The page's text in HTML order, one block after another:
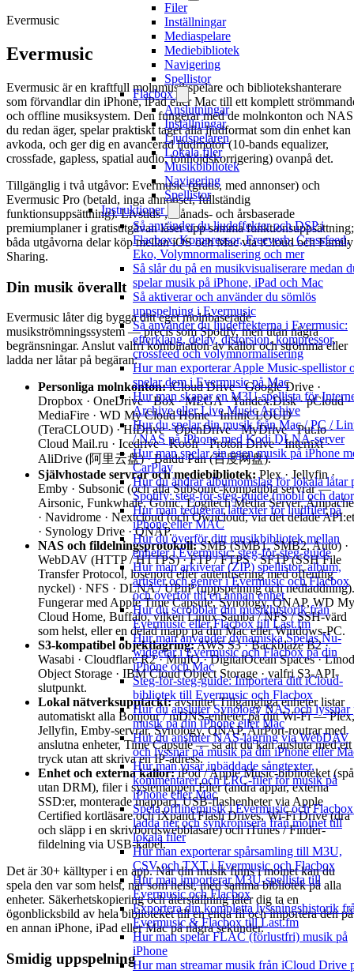
Filer
Inställningar
Mediaspelare
Mediebibliotek
Navigering
Spellistor
Flacbox
Anslutningar
Inställningar
Ljudspelaren
Lokala filer
Musikbibliotek
Navigering
Spellistor
Instruktioner
Så använder du ljudeffekter och DSP i
Flacbox: Kompressor, Freeverb, Crossfeed,
Eko, Volymnormalisering och mer
Så slår du på en musikvisualiserare medan
spelar musik på iPhone, iPad och Mac
Så aktiverar och använder du sömlös
uppspelning i Evermusic
Så använder du ljudeffekterna i Evermusic:
efterklang, delay, distorsion, kompressor,
crossfeed och volymnormalisering
Hur man exporterar Apple Music-spellistor
spelar dem i Evermusic på Mac
Hur man skapar en M3U-spellista för
Archive eller Live Music Archive
Hur du spelar din musik från Mac / PC /
/ NAS på iPhone med Kodi DLNA-server
Hur man spelar sin egen musik på iPhone
CarPlay
Hur du ändrar albumomslag för lokala låtar
Spotify: steg-för-steg-guide (mobil och
Hur man redigerar låttexter för ljudfiler på
iPhone eller MAC
Hur du överför ditt musikbibliotek mellan
enheter i Evermusic: steg-för-steg-guide
Hur man arkiverar (ZIP) spellistor, album,
artister och genrer i Evermusic och Flacbox
och överför till en annan enhet
Hur du scrobblar din musikhistorik från
Evermusic eller Flacbox till Last.fm
Hur man använder dynamiska Spelas Nu-
widgetar i Evermusic och Flacbox på din
iPhone och Mac
Steg-för-steg-guide: Importera ditt iCloud-
bibliotek till Evermusic och Flacbox
Hur du ansluter Synology NAS och lyssnar
musik på din iPhone eller Mac
Hur du ansluter NAS-lagring via WebDAV
och lyssnar på musik på din iPhone eller
Hur man visar inbäddade sångtexter,
kommentarer och LRC-filer för musik på
iPhone eller Mac
Spela offlinemusik i Evermusic och
ladda ner och synkronisera från molnet till
lokala filer
Hur man exporterar spårsamling till M3U,
CSV och TXT i Evermusic och Flacbox
Hur man importerar M3U-spellista till
Evermusic och Flacbox
Exportera din kompletta lyssningshistorik
Evermusic & Flacbox till Last.fm
Hur man spelar FLAC (förlustfri) musik på
iPhone
Hur man streamar musik från iCloud Drive
Evermusic
Evermusic
Evermusic är en kraftfull molnmusikspelare och bibliotekshanterare
som förvandlar din iPhone, iPad eller Mac till ett komplett
och offline musiksystem. Den fungerar med de molnkonton och NAS
du redan äger, spelar praktiskt taget alla ljudformat som din enhet kan
avkoda, och ger dig en avancerad ljudmotor (10-bands equalizer,
crossfade, gapless, spatial audio, tonhöjdskorrigering) ovanpå det.
Tillgänglig i två utgåvor: Evermusic (gratis, med annonser) och
Evermusic Pro (betald, inga annonser, fullständig
funktionsuppsättning). Livstids-, månads- och årsbaserade
premiumplaner i gratisutgåvan låser upp samma funktionsuppsättning;
båda utgåvorna delar köp mellan iOS och Mac via iCloud och Family
Sharing.
Din musik överallt
Evermusic låter dig bygga ditt eget molnbaserade
musikströmningssystem — precis som Spotify, men utan några
begränsningar. Anslut valfri kombination av källor och strömma eller
ladda ner låtar på begäran:
Personliga molnkonton:iCloud Drive · Google Drive ·
Dropbox · OneDrive · Box · MEGA · Yandex.Disk · pCloud ·
MediaFire · WD My Cloud Home · InfiniCLOUD
(TeraCLOUD) · HiDrive · OpenDrive · MyDrive · Put.io ·
Cloud Mail.ru · Icedrive · Koofr · Proton Drive · Internxt ·
AliDrive (阿里云盘) · Baidu Pan (百度网盘).
Självhostade servrar och mediebibliotek:Plex · Jellyfin ·
Emby · Subsonic (och alla Subsonic-kompatibla servrar —
Airsonic, Funkwhale, Gonic, Logitech Media Server,
· Navidrome · Nextcloud (och Owncloud, via det delade
· Synology Drive · QNAP.
NAS och fildelningsprotokoll:SMB (SMB1, SMB2, Auto) ·
WebDAV (HTTP / HTTPS) · FTP / FTPS · SFTP (SSH File
Transfer Protocol, lösenord eller autentisering med offentlig
nyckel) · NFS · DLNA / UPnP (uppspelning och nedladdning).
Fungerar med Apple Time Capsule, Synology, QNAP, WD My
Cloud Home, Buffalo, vilken Linux Samba / NFS / SSH-värd
som helst, eller en delad mapp på din Mac eller Windows-PC.
S3-kompatibel objektlagring:AWS S3 · Backblaze B2 ·
Wasabi · Cloudflare R2 · MinIO · DigitalOcean Spaces ·
Object Storage · IBM Cloud Object Storage · valfri S3-API-
slutpunkt.
Lokal nätverksupptäckt:avsnittet Tillgängliga enheter listar
automatiskt alla Bonjour / mDNS-enheter på ditt Wi-Fi — Plex,
Jellyfin, Emby-servrar, Synology, QNAP, AirPort-routrar med
anslutna enheter, Time Capsule — så att du kan ansluta med ett
tryck utan att skriva en IP-adress.
Enhet och externa källor:iPod / Apple Music-biblioteket
utan DRM), filer i systemappen Filer (andra appar, externa
SSD:er, monterade mappar), USB-flashenheter via Apple
Certified kortläsare och iXpand Flash Drives, Wi-Fi Drive (dra
och släpp i en skrivbordswebbläsare) och iTunes / Finder-
fildelning via USB-kabel.
Det är 30+ källtyper i en app. När din musik finns i molnet kan du
spela den var som helst, när som helst, med samma bibliotek på alla
enheter. Säkerhetskopiering och återställning låter dig ta en
ögonblicksbild av hela biblioteket till en enda fil och importera den på
en annan iPhone, iPad eller Mac på några sekunder.
Smidig uppspelning